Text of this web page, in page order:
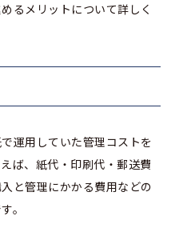
るメリットについて詳しく
運用していた管理コストを
ば、紙代・印刷代・郵送費
と管理にかかる費用などの
。